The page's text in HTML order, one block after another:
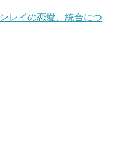
レイの恋愛、統合につ